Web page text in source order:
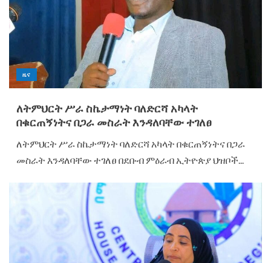
ዜና
ለትምህርት ሥራ ስኬታማነት ባለድርሻ አካላት
በቁርጠኝነትና በጋራ መስራት እንዳለባቸው ተገለፀ
ለትምህርት ሥራ ስኬታማነት ባለድርሻ አካላት በቁርጠኝነትና በጋራ
መስራት እንዳለባቸው ተገለፀ በደቡብ ምዕራብ ኢትዮጵያ ህዝቦች...